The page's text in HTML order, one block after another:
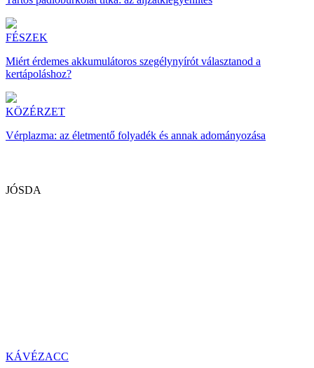
FÉSZEK
Miért érdemes akkumulátoros szegélynyírót választanod a
kertápoláshoz?
KÖZÉRZET
Vérplazma: az életmentő folyadék és annak adományozása
JÓSDA
KÁVÉZACC